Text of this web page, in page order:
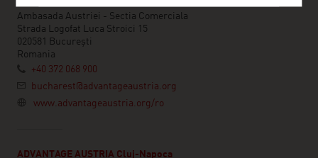
Ambasada Austriei - Sectia Comerciala
Strada Logofat Luca Stroici 15
020581 București
Romania
+40 372 068 900
bucharest@advantageaustria.org
www.advantageaustria.org/ro
ADVANTAGE AUSTRIA Cluj-Napoca